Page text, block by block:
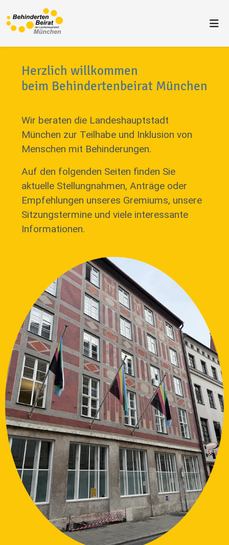
Herzlich willkommen
beim Behindertenbeirat München
Wir beraten die Landeshauptstadt
München zur Teilhabe und Inklusion von
Menschen mit Behinderungen.
Auf den folgenden Seiten finden Sie
aktuelle Stellungnahmen, Anträge oder
Empfehlungen unseres Gremiums, unsere
Sitzungstermine und viele interessante
Informationen.